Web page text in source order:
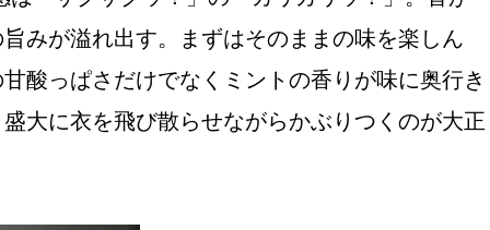
みが溢れ出す。まずはそのままの味を楽しん
酸っぱさだけでなくミントの香りが味に奥行き
大に衣を飛び散らせながらかぶりつくのが大正